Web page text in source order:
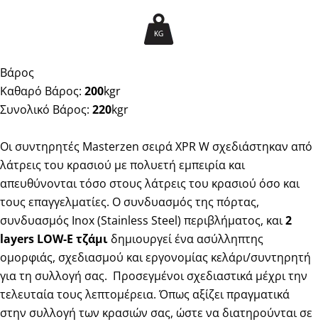
Βάρος
Καθαρό Βάρος: 200kgr
Συνολικό Βάρος: 220kgr
Οι συντηρητές Masterzen σειρά XPR W σχεδιάστηκαν από
λάτρεις του κρασιού με πολυετή εμπειρία και
απευθύνονται τόσο στους λάτρεις του κρασιού όσο και
τους επαγγελματίες. Ο συνδυασμός της πόρτας,
συνδυασμός Inox (Stainless Steel) περιβλήματος, και2
layers LOW-E τζάμι δημιουργεί ένα ασύλληπτης
ομορφιάς, σχεδιασμού και εργονομίας κελάρι/συντηρητή
για τη συλλογή σας. Προσεγμένοι σχεδιαστικά μέχρι την
τελευταία τους λεπτομέρεια. Όπως αξίζει πραγματικά
στην συλλογή των κρασιών σας, ώστε να διατηρούνται σε